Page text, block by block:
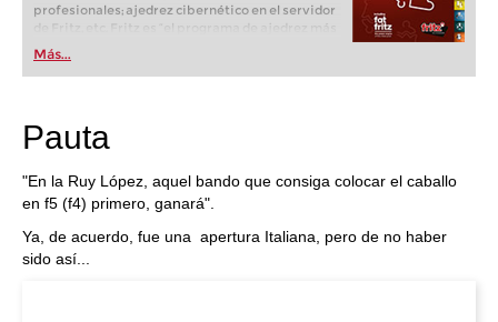
profesionales; ajedrez cibernético en el servidor
popular de Alemania” (Der Spiegel) y ofrece todo
lo que necesita el ajedrecista. La novedad más
espectacular: Fritz 17 incluye el módulo basado
Más...
Pauta
"En la Ruy López, aquel bando que consiga colocar el caballo
en f5 (f4) primero, ganará".
Ya, de acuerdo, fue una apertura Italiana, pero de no haber
sido así...